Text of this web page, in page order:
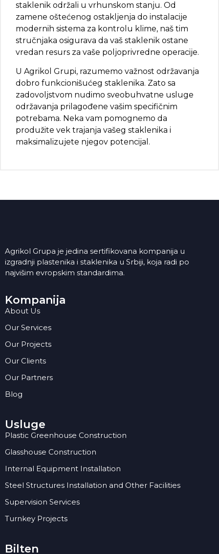
staklenik održali u vrhunskom stanju. Od
zamene oštećenog ostakljenja do instalacije
modernih sistema za kontrolu klime, naš tim
stručnjaka osigurava da vaš staklenik ostane
vredan resurs za vaše poljoprivredne operacije.
U Agrikol Grupi, razumemo važnost održavanja
dobro funkcionišućeg staklenika. Zato sa
zadovoljstvom nudimo sveobuhvatne usluge
održavanja prilagođene vašim specifičnim
potrebama. Neka vam pomognemo da
produžite vek trajanja vašeg staklenika i
maksimalizujete njegov potencijal.
Agrikol Grupa je jedina sertifikovana kompanija u
izgradnji plastenika i staklenika u Srbiji, koja radi po
najvišim evropskim standardima.
Kompanija
About Us
Our Services
Our Projects
Our Clients
Our Partners
Blog
Usluge
Plastic Greenhouse Construction
Glasshouse Construction
Internal Equipment Installation
Steel Structures Installation and Other Facilities
Supervision Services
Turnkey Projects
Bilten